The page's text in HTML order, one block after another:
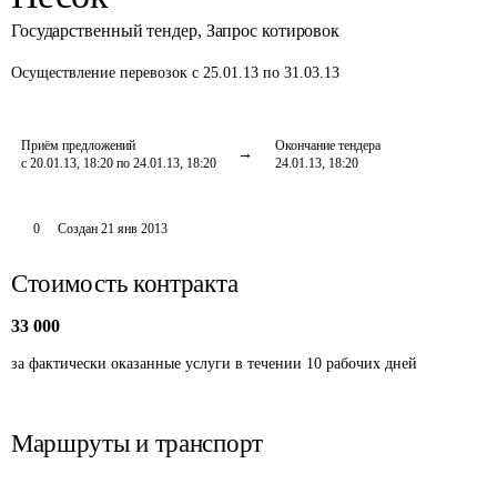
Государственный тендер, Запрос котировок
Осуществление перевозок с 25.01.13 по 31.03.13
Приём предложений
с 20.01.13, 18:20 по 24.01.13, 18:20
Окончание тендера
24.01.13, 18:20
0 Создан 21 янв 2013
Стоимость контракта
33 000
за фактически оказанные услуги в течении 10 рабочих дней
Маршруты и транспорт